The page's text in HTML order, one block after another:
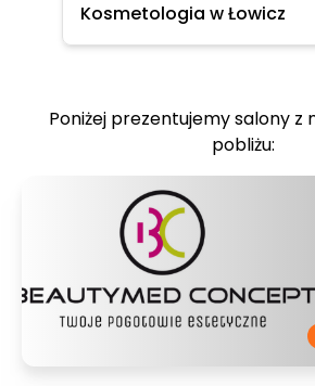
Kosmetologia w Łowicz
Poniżej prezentujemy salony z
pobliżu: